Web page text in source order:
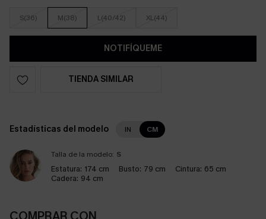
S(36) M(38) L(40/42) XL(44)
NOTIFÍQUEME
TIENDA SIMILAR
Estadísticas del modelo IN CM
Talla de la modelo: S
Estatura: 174 cm Busto: 79 cm Cintura: 65 cm
Cadera: 94 cm